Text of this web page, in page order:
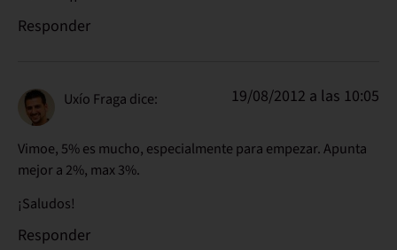
Responder
Uxío Fraga dice: 19/08/2012 a las 10:05
Vimoe, 5% es mucho, especialmente para empezar. Apunta
mejor a 2%, max 3%.
¡Saludos!
Responder